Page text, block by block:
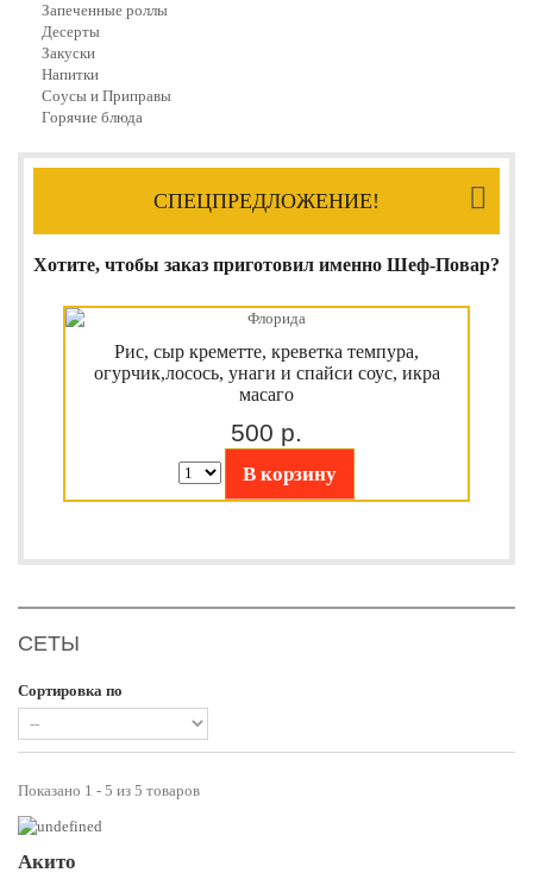
Запеченные роллы
Десерты
Закуски
Напитки
Соусы и Приправы
Горячие блюда
СПЕЦПРЕДЛОЖЕНИЕ!
Хотите, чтобы заказ приготовил именно Шеф-Повар?
Рис, сыр креметте, креветка темпура,
огурчик,лосось, унаги и спайси соус, икра
масаго
500 р.
В корзину
СЕТЫ
Сортировка по
Показано 1 - 5 из 5 товаров
Акито